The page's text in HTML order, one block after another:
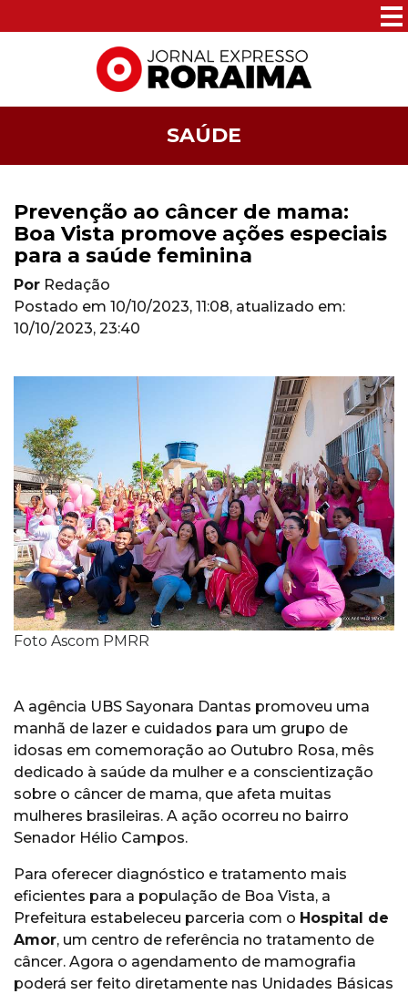
SAÚDE
Prevenção ao câncer de mama:
Boa Vista promove ações especiais
para a saúde feminina
Por Redação
Postado em 10/10/2023, 11:08, atualizado em:
10/10/2023, 23:40
Foto Ascom PMRR
A agência UBS Sayonara Dantas promoveu uma
manhã de lazer e cuidados para um grupo de
idosas em comemoração ao Outubro Rosa, mês
dedicado à saúde da mulher e a conscientização
sobre o câncer de mama, que afeta muitas
mulheres brasileiras. A ação ocorreu no bairro
Senador Hélio Campos.
Para oferecer diagnóstico e tratamento mais
eficientes para a população de Boa Vista, a
Prefeitura estabeleceu parceria com o Hospital de
Amor, um centro de referência no tratamento de
câncer. Agora o agendamento de mamografia
poderá ser feito diretamente nas Unidades Básicas